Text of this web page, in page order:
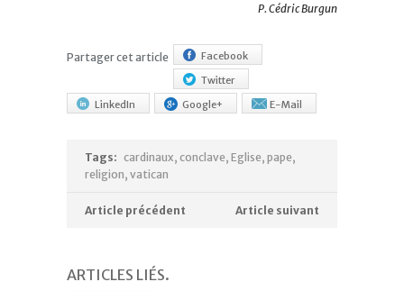
P. Cédric Burgun
Partager cet article
Facebook
Twitter
LinkedIn
Google+ E-Mail
Tags: cardinaux, conclave, Eglise, pape,
religion, vatican
Article précédent Article suivant
ARTICLES LIÉS.